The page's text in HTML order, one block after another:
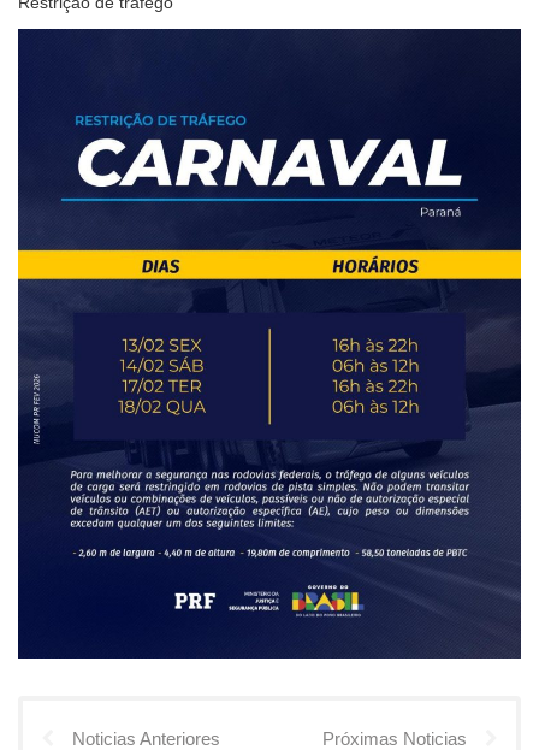
Noticias Anteriores Próximas Noticias